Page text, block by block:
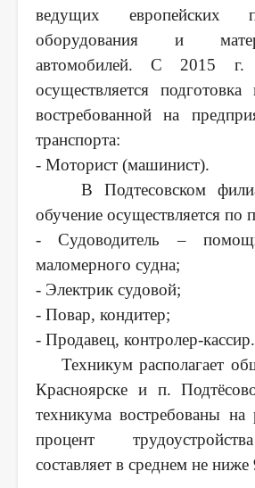
ведущих европейских
оборудования и
автомобилей. С 2015 г.
осуществляется
востребованной на
транспорта:
- Моторист (машинист).
В Подтесовском
обучение осуществляется по
- Судоводитель –
маломерного судна;
- Электрик судовой;
- Повар, кондитер;
- Продавец, контролер-кассир.
Техникум располагает
Красноярске и п.
техникума востребованы
процент
составляет в среднем не ниже